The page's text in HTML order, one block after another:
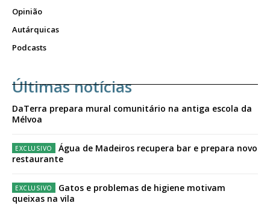
Opinião
Autárquicas
Podcasts
Últimas notícias
DaTerra prepara mural comunitário na antiga escola da
Mélvoa
Água de Madeiros recupera bar e prepara novo
restaurante
Gatos e problemas de higiene motivam
queixas na vila